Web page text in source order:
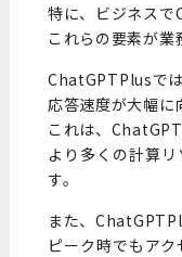
特に、ビジネスで
これらの要素が業
ChatGPTPlusでは
応答速度が大幅に
これは、
より多くの計算
す。
また、
ピーク時でもア